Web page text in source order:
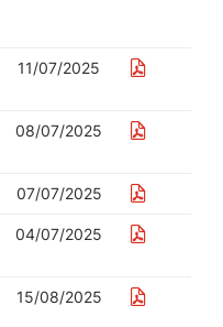
11/07/2025
08/07/2025
07/07/2025
04/07/2025
15/08/2025